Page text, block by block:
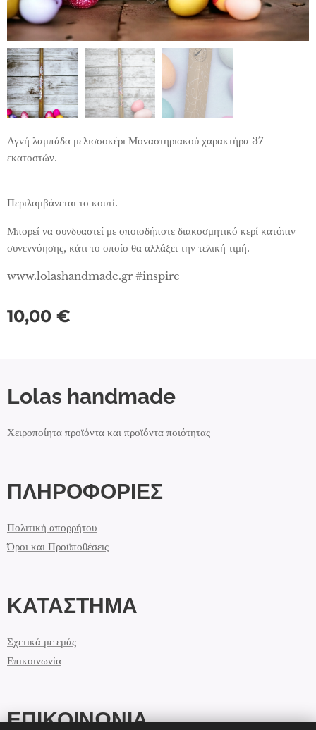
Αγνή λαμπάδα μελισσοκέρι Μοναστηριακού χαρακτήρα 37
εκατοστών.
Περιλαμβάνεται το κουτί.
Μπορεί να συνδυαστεί με οποιοδήποτε διακοσμητικό κερί κατόπιν
συνεννόησης, κάτι το οποίο θα αλλάξει την τελική τιμή.
www.lolashandmade.gr #inspire
10,00 €
Lolas handmade
Χειροποίητα προϊόντα και προϊόντα ποιότητας
ΠΛΗΡΟΦΟΡΙΕΣ
Πολιτική απορρήτου
Όροι και Προϋποθέσεις
ΚΑΤΑΣΤΗΜΑ
Σχετικά με εμάς
Επικοινωνία
ΕΠΙΚΟΙΝΩΝΙΑ